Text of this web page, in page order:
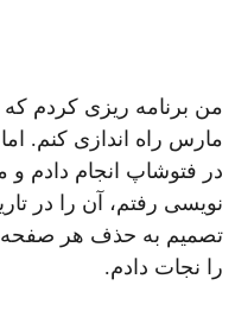
من برنامه ریزی کردم که
مارس راه اندازی کنم.
در فتوشاپ انجام دادم و
تصمیم به حذف هر صفحه
را نجات دادم.